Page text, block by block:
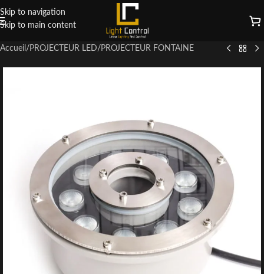
Skip to navigation
Skip to main content
Accueil / PROJECTEUR LED/ PROJECTEUR FONTAINE